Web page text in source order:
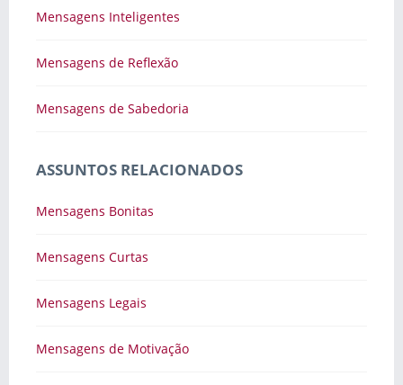
Mensagens Inteligentes
Mensagens de Reflexão
Mensagens de Sabedoria
ASSUNTOS RELACIONADOS
Mensagens Bonitas
Mensagens Curtas
Mensagens Legais
Mensagens de Motivação